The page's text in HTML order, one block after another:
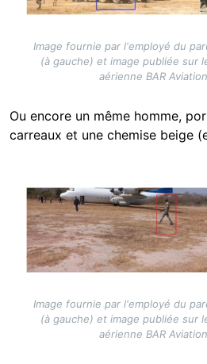
Image fournie par l'employé du
(à gauche) et image publiée sur
aérienne BAR
Ou encore un même homme,
carreaux et une chemise beige
Image
Image fournie par l'employé du
(à gauche) et image publiée sur
aérienne BAR